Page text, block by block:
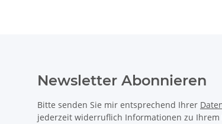
Newsletter Abonnieren
Bitte senden Sie mir entsprechend Ihrer
jederzeit widerruflich Informationen zu